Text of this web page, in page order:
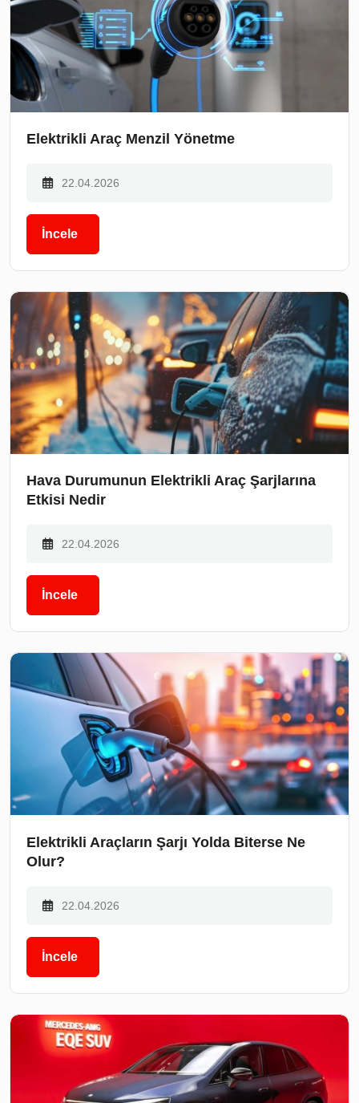
Elektrikli Araç Menzil Yönetme
22.04.2026
İncele
Hava Durumunun Elektrikli Araç Şarjlarına
Etkisi Nedir
22.04.2026
İncele
Elektrikli Araçların Şarjı Yolda Biterse Ne
Olur?
22.04.2026
İncele